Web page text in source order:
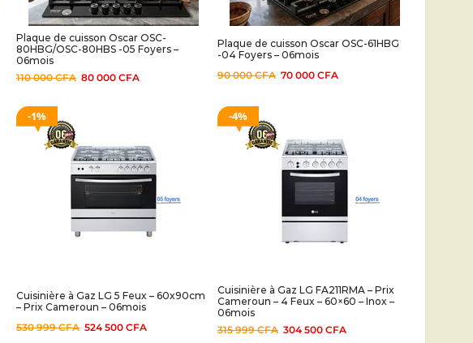
Plaque de cuisson Oscar OSC-
80HBG/OSC-80HBS -05 Foyers –
06mois
110 000CFA 80 000 CFA
Plaque de cuisson Oscar OSC-61HBG
-04 Foyers – 06mois
90 000CFA 70 000 CFA
1%
Cuisinière à Gaz LG 5 Feux – 60x90cm
– Prix Cameroun – 06mois
530 999CFA 524 500 CFA
4%
Cuisinière à Gaz LG FA211RMA – Prix
Cameroun – 4 Feux – 60×60 – Inox –
06mois
315 999CFA 304 500 CFA